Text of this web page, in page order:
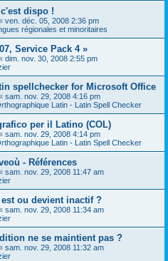
dispo !
ven. déc. 05, 2008 2:36 pm
régionales et minoritaires
Service Pack 4 »
dim. nov. 30, 2008 2:55 pm
spellchecker for Microsoft Office
sam. nov. 29, 2008 4:16 pm
Latin - Latin Spell Checker
per il Latino (COL)
sam. nov. 29, 2008 4:14 pm
Latin - Latin Spell Checker
- Références
sam. nov. 29, 2008 11:47 am
ou devient inactif ?
sam. nov. 29, 2008 11:34 am
ne se maintient pas ?
sam. nov. 29, 2008 11:32 am